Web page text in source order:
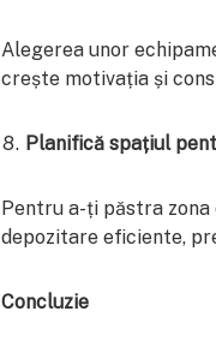
Alegerea unor
crește motivația și
Planifică spațiul
Pentru a-ți păstra
depozitare eficiente,
Concluzie